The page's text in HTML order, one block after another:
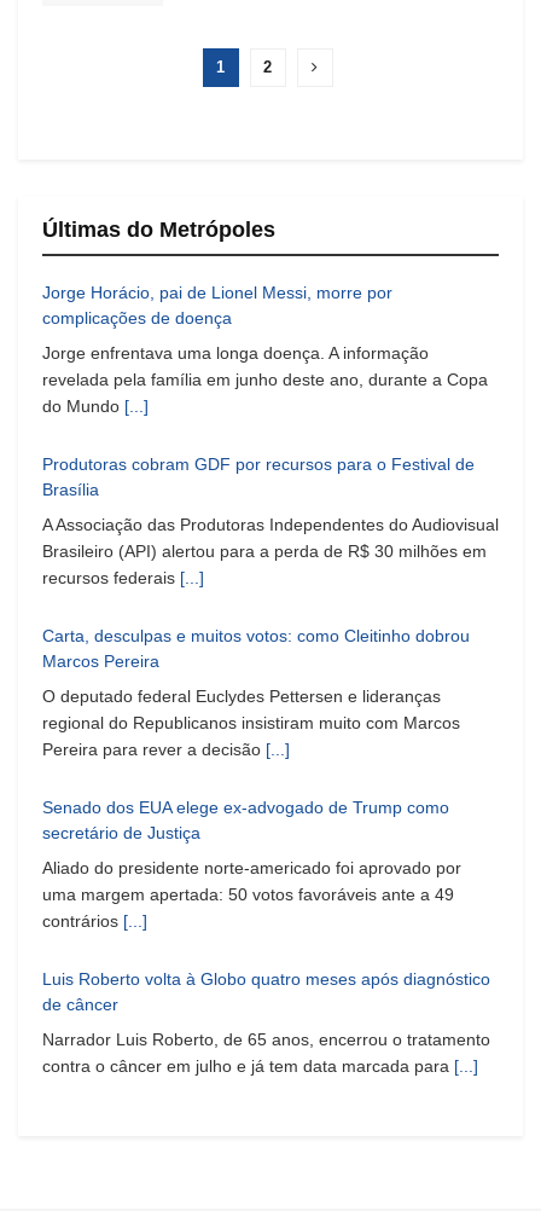
1 2
Últimas do Metrópoles
Jorge Horácio, pai de Lionel Messi, morre por
complicações de doença
Jorge enfrentava uma longa doença. A informação
revelada pela família em junho deste ano, durante a Copa
do Mundo [...]
Produtoras cobram GDF por recursos para o Festival de
Brasília
A Associação das Produtoras Independentes do Audiovisual
Brasileiro (API) alertou para a perda de R$ 30 milhões em
recursos federais [...]
Carta, desculpas e muitos votos: como Cleitinho dobrou
Marcos Pereira
O deputado federal Euclydes Pettersen e lideranças
regional do Republicanos insistiram muito com Marcos
Pereira para rever a decisão [...]
Senado dos EUA elege ex-advogado de Trump como
secretário de Justiça
Aliado do presidente norte-americado foi aprovado por
uma margem apertada: 50 votos favoráveis ante a 49
contrários [...]
Luis Roberto volta à Globo quatro meses após diagnóstico
de câncer
Narrador Luis Roberto, de 65 anos, encerrou o tratamento
contra o câncer em julho e já tem data marcada para [...]